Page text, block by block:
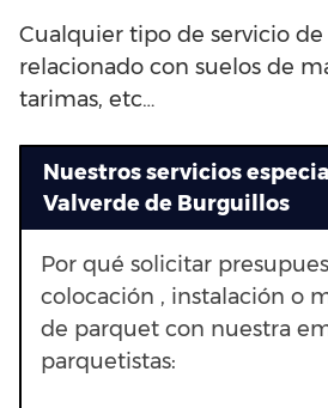
Cualquier tipo de servicio
relacionado con suelos de
tarimas, etc…
Nuestros servicios
Valverde de Burguillos
Por qué solicitar
colocación , instalación o
de parquet con nuestra
parquetistas: